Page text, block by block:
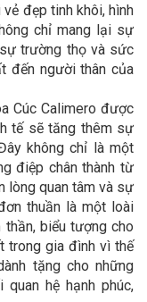
đẹp tinh khôi, hình
chỉ mang lại sự
trường thọ và sức
đến người thân của
Cúc Calimero được
tế sẽ tăng thêm sự
không chỉ là một
điệp chân thành từ
lòng quan tâm và sự
thuần là một loài
biểu tượng cho
trong gia đình vì thế
tặng cho những
hệ hạnh phúc,